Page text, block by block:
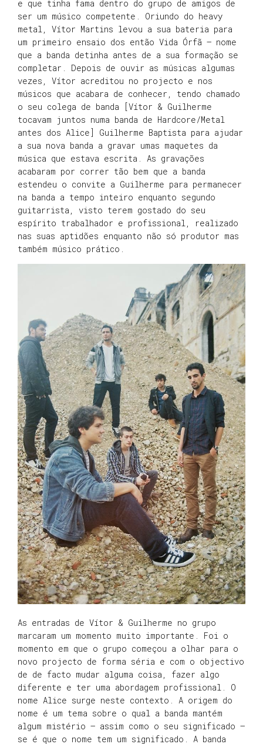
e que tinha fama dentro do grupo de amigos de
ser um músico competente. Oriundo do heavy
metal, Vítor Martins levou a sua bateria para
um primeiro ensaio dos então Vida Órfã – nome
que a banda detinha antes de a sua formação se
completar. Depois de ouvir as músicas algumas
vezes, Vítor acreditou no projecto e nos
músicos que acabara de conhecer, tendo chamado
o seu colega de banda [Vítor & Guilherme
tocavam juntos numa banda de Hardcore/Metal
antes dos Alice] Guilherme Baptista para ajudar
a sua nova banda a gravar umas maquetes da
música que estava escrita. As gravações
acabaram por correr tão bem que a banda
estendeu o convite a Guilherme para permanecer
na banda a tempo inteiro enquanto segundo
guitarrista, visto terem gostado do seu
espírito trabalhador e profissional, realizado
nas suas aptidões enquanto não só produtor mas
também músico prático.
As entradas de Vítor & Guilherme no grupo
marcaram um momento muito importante. Foi o
momento em que o grupo começou a olhar para o
novo projecto de forma séria e com o objectivo
de de facto mudar alguma coisa, fazer algo
diferente e ter uma abordagem profissional. O
nome Alice surge neste contexto. A origem do
nome é um tema sobre o qual a banda mantém
algum mistério – assim como o seu significado –
se é que o nome tem um significado. A banda